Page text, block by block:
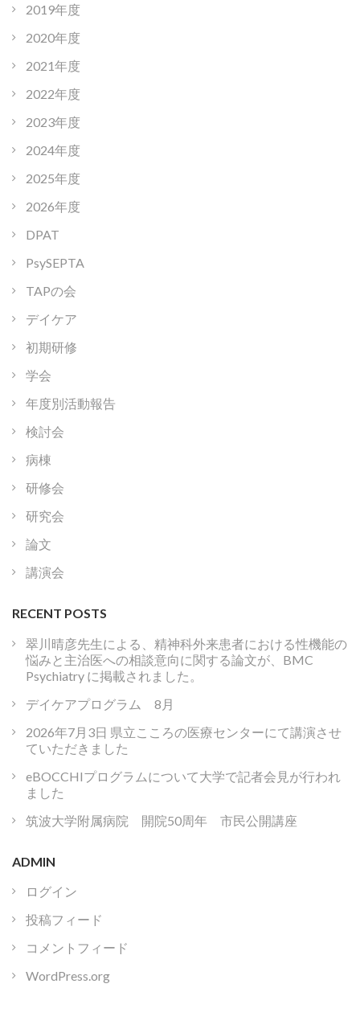
2019年度
2020年度
2021年度
2022年度
2023年度
2024年度
2025年度
2026年度
DPAT
PsySEPTA
TAPの会
デイケア
初期研修
学会
年度別活動報告
検討会
病棟
研修会
研究会
論文
講演会
RECENT POSTS
翠川晴彦先生による、精神科外来患者における性機能の
悩みと主治医への相談意向に関する論文が、BMC
Psychiatry に掲載されました。
デイケアプログラム 8月
2026年7月3日 県立こころの医療センターにて講演させ
ていただきました
eBOCCHIプログラムについて大学で記者会見が行われ
ました
筑波大学附属病院 開院50周年 市民公開講座
ADMIN
ログイン
投稿フィード
コメントフィード
WordPress.org